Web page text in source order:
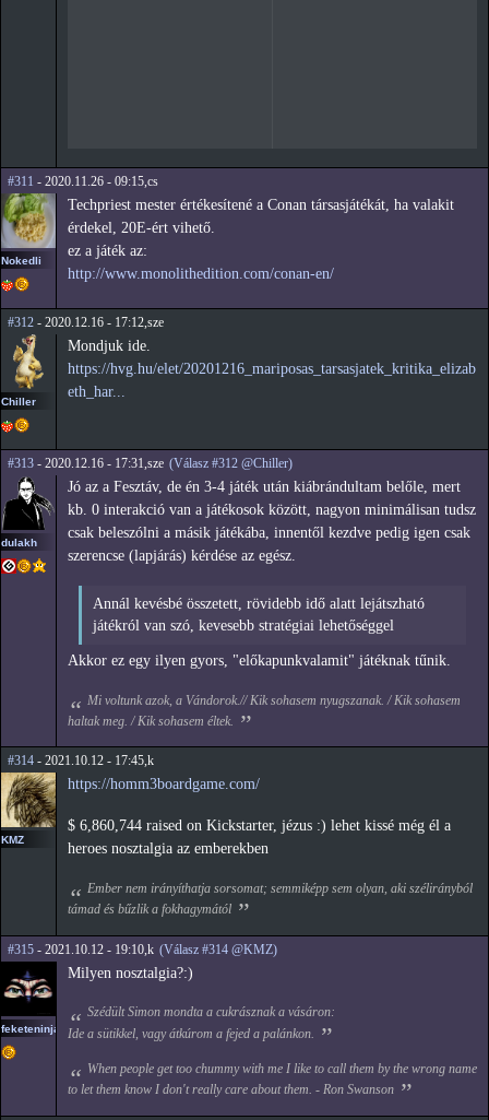
#311 - 2020.11.26 - 09:15,cs
Nokedli
Techpriest mester értékesítené a Conan társasjátékát, ha valakit
érdekel, 20E-ért vihető.
ez a játék az:
http://www.monolithedition.com/conan-en/
#312 - 2020.12.16 - 17:12,sze
Chiller
Mondjuk ide.
https://hvg.hu/elet/20201216_mariposas_tarsasjatek_kritika_elizab
eth_har...
#313 - 2020.12.16 - 17:31,sze (Válasz #312 @Chiller)
dulakh
Jó az a Fesztáv, de én 3-4 játék után kiábrándultam belőle, mert
kb. 0 interakció van a játékosok között, nagyon minimálisan tudsz
csak beleszólni a másik játékába, innentől kezdve pedig igen csak
szerencse (lapjárás) kérdése az egész.
Annál kevésbé összetett, rövidebb idő alatt lejátszható
játékról van szó, kevesebb stratégiai lehetőséggel
Akkor ez egy ilyen gyors, "előkapunkvalamit" játéknak tűnik.
Mi voltunk azok, a Vándorok.// Kik sohasem nyugszanak. / Kik sohasem
haltak meg. / Kik sohasem éltek.
#314 - 2021.10.12 - 17:45,k
KMZ
https://homm3boardgame.com/
$ 6,860,744 raised on Kickstarter, jézus :) lehet kissé még él a
heroes nosztalgia az emberekben
Ember nem irányíthatja sorsomat; semmiképp sem olyan, aki szélirányból
támad és bűzlik a fokhagymától
#315 - 2021.10.12 - 19:10,k (Válasz #314 @KMZ)
feketeninja
Milyen nosztalgia?:)
Szédült Simon mondta a cukrásznak a vásáron:
Ide a sütikkel, vagy átkúrom a fejed a palánkon.
When people get too chummy with me I like to call them by the wrong name
to let them know I don't really care about them. - Ron Swanson